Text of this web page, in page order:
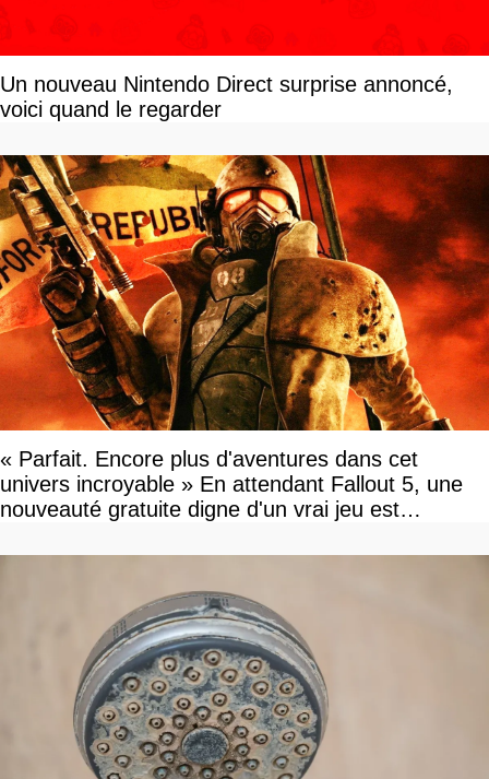
Un nouveau Nintendo Direct surprise annoncé,
voici quand le regarder
« Parfait. Encore plus d'aventures dans cet
univers incroyable » En attendant Fallout 5, une
nouveauté gratuite digne d'un vrai jeu est